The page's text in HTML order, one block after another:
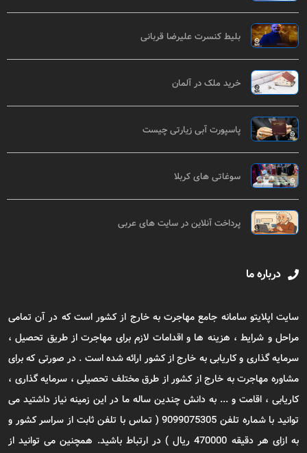
بلیط کنسرت علیرضا قربانی
خرید ملک در آلمان
پاسپورت آبی زیارتی چیست
سوغاتی های کربلا
پرداخت آنلاین در سایت های عربی
درباره ما
سایت اپلایتو سامانه جامع مهاجرت به خارج از کشور است که در آن تمامی
مراحل و شرایط ، هزینه ها و اقدامات لازم برای مهاجرت از طریق تحصیل ،
سرمایه گذاری و کاریابی به خارج از کشور ارائه شده است . در صورتی که برای
مشاوره مهاجرت به خارج از کشور از طرق مختلف تحصیلی ، سرمایه گذاری ،
کاریابی ، اقامت و ... به دانش چندین ساله ما در این زمینه نیاز داشتید می
توانید با شماره تلفن 9099075305 ( تماس با تلفن ثابت از سراسر کشور و
به ازای هر دقیقه 470000 ریال ) در ارتباط باشید. همچنین می توانید از